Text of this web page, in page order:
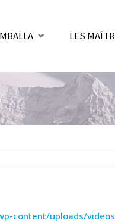
LES
content/uploads/